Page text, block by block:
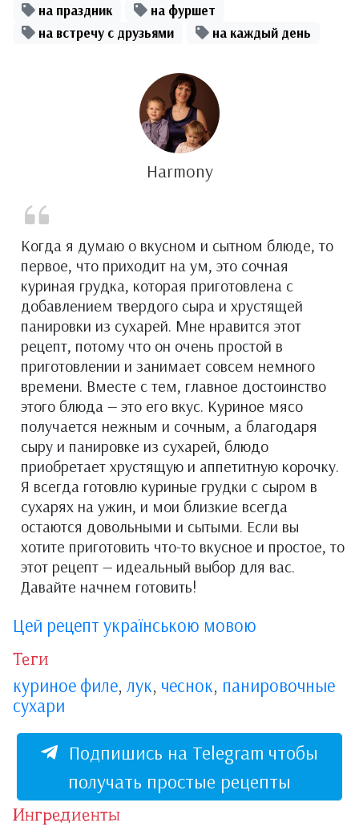
на праздник
на фуршет
на встречу с друзьями
на каждый день
Harmony
Когда я думаю о вкусном и сытном блюде, то
первое, что приходит на ум, это сочная
куриная грудка, которая приготовлена с
добавлением твердого сыра и хрустящей
панировки из сухарей. Мне нравится этот
рецепт, потому что он очень простой в
приготовлении и занимает совсем немного
времени. Вместе с тем, главное достоинство
этого блюда — это его вкус. Куриное мясо
получается нежным и сочным, а благодаря
сыру и панировке из сухарей, блюдо
приобретает хрустящую и аппетитную корочку.
Я всегда готовлю куриные грудки с сыром в
сухарях на ужин, и мои близкие всегда
остаются довольными и сытыми. Если вы
хотите приготовить что-то вкусное и простое, то
этот рецепт — идеальный выбор для вас.
Давайте начнем готовить!
Цей рецепт українською мовою
Теги
куриное филе, лук, чеснок, панировочные
сухари
Подпишись на Telegram чтобы
получать простые рецепты
Ингредиенты